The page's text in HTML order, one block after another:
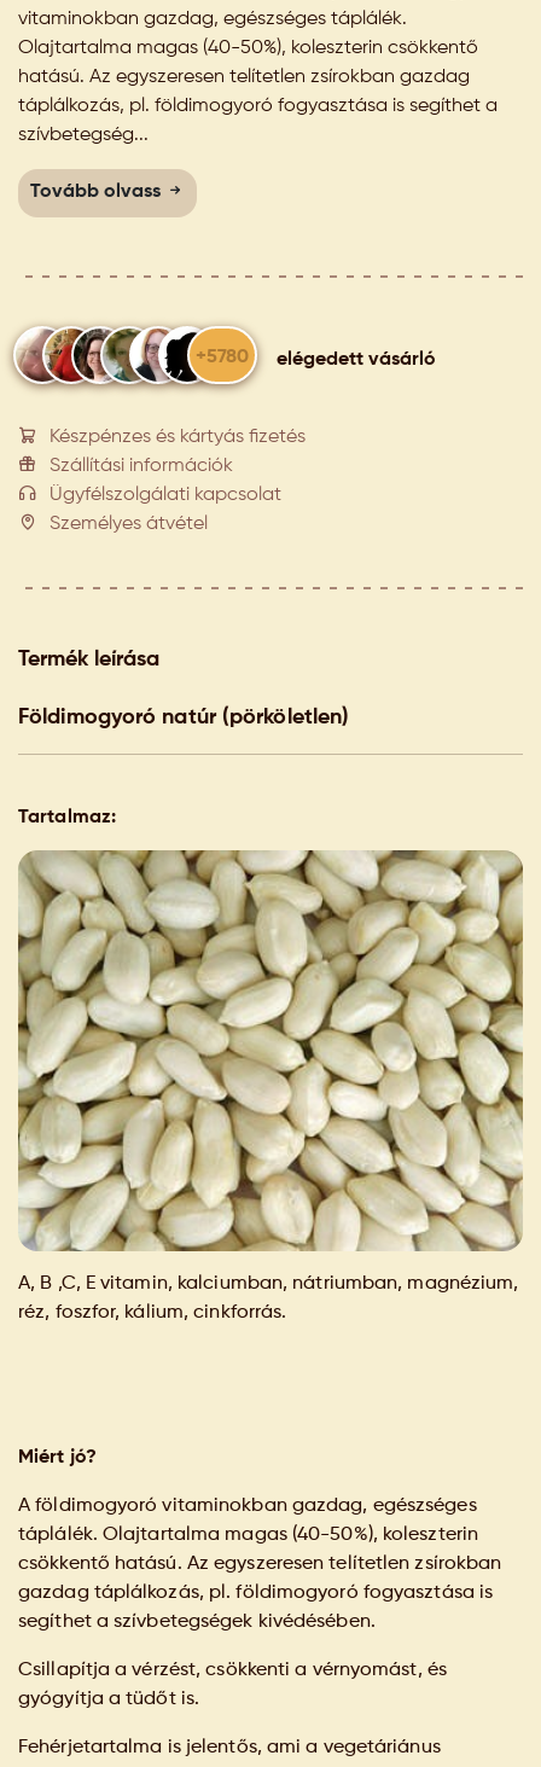
vitaminokban gazdag, egészséges táplálék.
Olajtartalma magas (40-50%), koleszterin csökkentő
hatású. Az egyszeresen telítetlen zsírokban gazdag
táplálkozás, pl. földimogyoró fogyasztása is segíthet a
szívbetegség...
Tovább olvass
+5780 elégedett vásárló
Készpénzes és kártyás fizetés
Szállítási információk
Ügyfélszolgálati kapcsolat
Személyes átvétel
Termék leírása
Földimogyoró natúr (pörköletlen)
Tartalmaz:
A, B ,C, E vitamin, kalciumban, nátriumban, magnézium,
réz, foszfor, kálium, cinkforrás.
Miért jó?
A földimogyoró vitaminokban gazdag, egészséges
táplálék. Olajtartalma magas (40-50%), koleszterin
csökkentő hatású. Az egyszeresen telítetlen zsírokban
gazdag táplálkozás, pl. földimogyoró fogyasztása is
segíthet a szívbetegségek kivédésében.
Csillapítja a vérzést, csökkenti a vérnyomást, és
gyógyítja a tüdőt is.
Fehérjetartalma is jelentős, ami a vegetáriánus